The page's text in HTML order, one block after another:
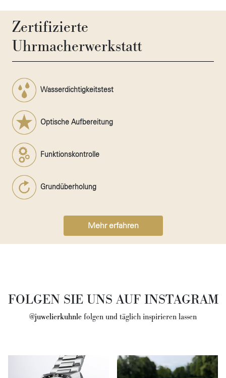
Zertifizierte
Uhrmacherwerkstatt
Wasserdichtigkeitstest
Optische Aufbereitung
Funktionskontrolle
Grundüberholung
Mehr erfahren
FOLGEN SIE UNS AUF INSTAGRAM
@juwelierkuhnle folgen und täglich inspirieren lassen